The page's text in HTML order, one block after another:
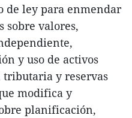
de ley para enmendar
sobre valores,
y uso de activos
y reservas
modifica y
planificación,